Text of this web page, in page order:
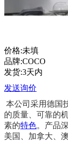
价格:未填
品牌:COCO
发货:3天内
发送询价
本公司采用德国
的质量、可靠的
素的特色。产品
美国、加拿大、